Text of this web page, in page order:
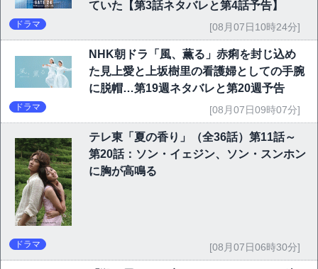
ていた【第3話ネタバレと第4話予告】
ドラマ [08月07日10時24分]
NHK朝ドラ「風、薫る」赤痢を封じ込め
た見上愛と上坂樹里の看護婦としての手腕
に脱帽…第19週ネタバレと第20週予告
ドラマ [08月07日09時07分]
テレ東「夏の香り」（全36話）第11話～
第20話：ソン・イェジン、ソン・スンホン
に胸が高鳴る
ドラマ [08月07日06時30分]